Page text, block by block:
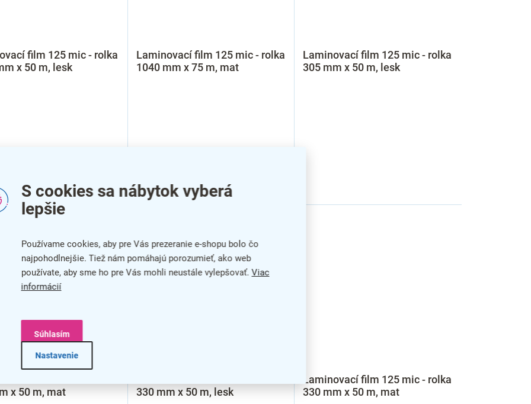
S cookies sa nábytok vyberá
lepšie
Používame cookies, aby pre Vás prezeranie e-shopu bolo čo
najpohodlnejšie. Tiež nám pomáhajú porozumieť, ako web
používate, aby sme ho pre Vás mohli neustále vylepšovať.Viac
informácií
Nastavenie
Súhlasím
film 125 mic - rolka
x 50 m, lesk
Laminovací film 125 mic - rolka
1040 mm x 75 m, mat
Laminovací film 125 mic - rolka
305 mm x 50 m, lesk
x 50 m, mat
330 mm x 50 m, lesk
Laminovací film 125 mic - rolka
330 mm x 50 m, mat